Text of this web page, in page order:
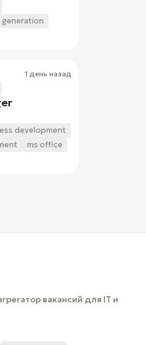
1 день назад
development
ms office
вакансий для IT и